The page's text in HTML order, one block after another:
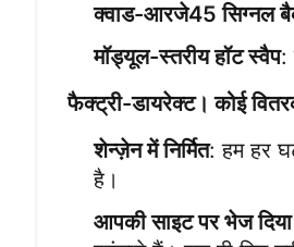
क्वाड-आरजे45 सिग्नल
मॉड्यूल-स्तरीय हॉट स्वैप:
फैक्ट्री-डायरेक्ट। कोई
शेन्ज़ेन में निर्मित: हम हर
है।
आपकी साइट पर भेज दिया